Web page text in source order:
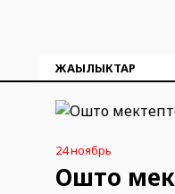
ЖАҢЫЛЫКТАР
24 ноябрь
Ошто